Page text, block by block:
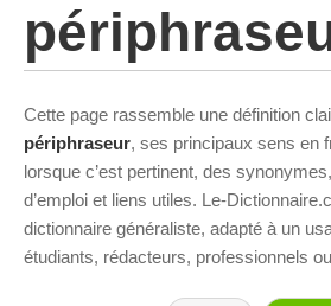
Cette page rassemble une définition
périphraseur, ses principaux sens en
lorsque c’est pertinent, des
d’emploi et liens utiles. Le-
dictionnaire généraliste, adapté à un
étudiants, rédacteurs, professionnels